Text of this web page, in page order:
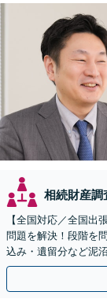
相続財産調
【全国対応／全国出
問題を解決！段階を
込み・遺留分など泥
続は次世代を見据え